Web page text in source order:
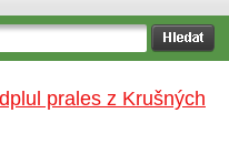
prales z Krušných